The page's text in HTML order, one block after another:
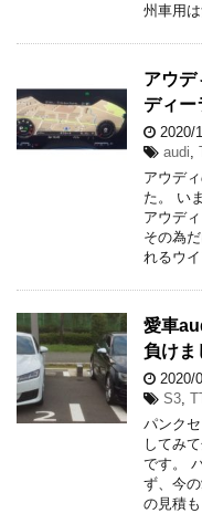
州車用
アウデ
ディー
2020/
audi
アウデ
た。 い
アウデ
その為
れるウ
愛車
負けま
2020/
S3
パンク
してみ
です。
ず、今
の見積